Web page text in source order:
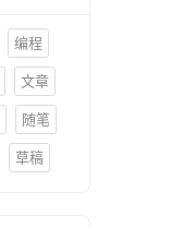
编程
文章
随笔
草稿